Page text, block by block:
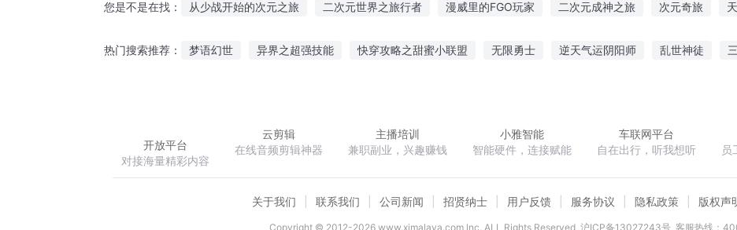
您是不是在找： 从少战开始的次元之旅 二次元世界之旅行者 漫威里的FGO玩家 二次元成神之旅 次元奇旅
热门搜索推荐： 梦语幻世 异界之超强技能 快穿攻略之甜蜜小联盟 无限勇士 逆天气运阴阳师 乱世神徒
开放平台
对接海量精彩内容
云剪辑
在线音频剪辑神器
主播培训
兼职副业，兴趣赚钱
小雅智能
智能硬件，连接赋能
车联网平台
自在出行，听我想听
员
关于我们 联系我们 公司新闻 招贤纳士 用户反馈 服务协议 隐私政策 版权声
Copyright © 2012-2026www.ximalaya.com lnc. ALL Rights Reserved 沪ICP备13027243号 客服热线：